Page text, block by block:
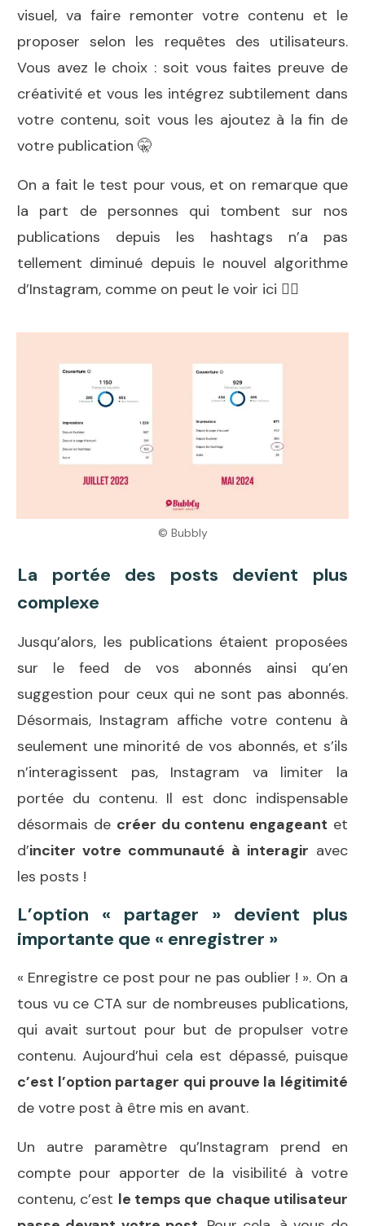
visuel, va faire remonter votre contenu et le
proposer selon les requêtes des utilisateurs.
Vous avez le choix : soit vous faites preuve de
créativité et vous les intégrez subtilement dans
votre contenu, soit vous les ajoutez à la fin de
votre publication 🤫
On a fait le test pour vous, et on remarque que
la part de personnes qui tombent sur nos
publications depuis les hashtags n’a pas
tellement diminué depuis le nouvel algorithme
d’Instagram, comme on peut le voir ici 👇🏻
© Bubbly
La portée des posts devient plus
complexe
Jusqu’alors, les publications étaient proposées
sur le feed de vos abonnés ainsi qu’en
suggestion pour ceux qui ne sont pas abonnés.
Désormais, Instagram affiche votre contenu à
seulement une minorité de vos abonnés, et s’ils
n’interagissent pas, Instagram va limiter la
portée du contenu. Il est donc indispensable
désormais de créer du contenu engageant et
d’inciter votre communauté à interagir avec
les posts !
L’option « partager » devient plus
importante que « enregistrer »
« Enregistre ce post pour ne pas oublier ! ». On a
tous vu ce CTA sur de nombreuses publications,
qui avait surtout pour but de propulser votre
contenu. Aujourd’hui cela est dépassé, puisque
c’est l’option partager qui prouve la légitimité
de votre post à être mis en avant.
Un autre paramètre qu’Instagram prend en
compte pour apporter de la visibilité à votre
contenu, c’est le temps que chaque utilisateur